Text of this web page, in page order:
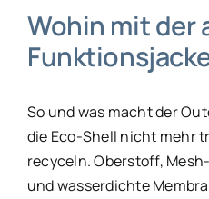
Wohin mit der
So und was macht der
die Eco-Shell nicht mehr
recyceln. Oberstoff,
und wasserdichte